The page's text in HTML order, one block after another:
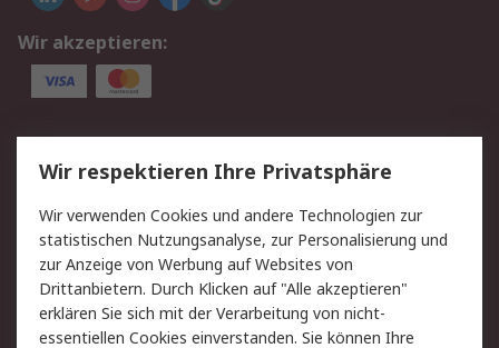
Wir akzeptieren:
Service
Value Added Services
Lieferlösungen
Rücksendung/Entsorgung Kontakt
Hilfe
Rechtliches
Wir respektieren Ihre Privatsphäre
Wir verwenden Cookies und andere Technologien zur
statistischen Nutzungsanalyse, zur Personalisierung und
zur Anzeige von Werbung auf Websites von
Drittanbietern. Durch Klicken auf "Alle akzeptieren"
erklären Sie sich mit der Verarbeitung von nicht-
essentiellen Cookies einverstanden. Sie können Ihre